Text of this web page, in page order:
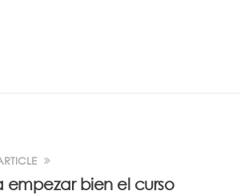
empezar bien el curso